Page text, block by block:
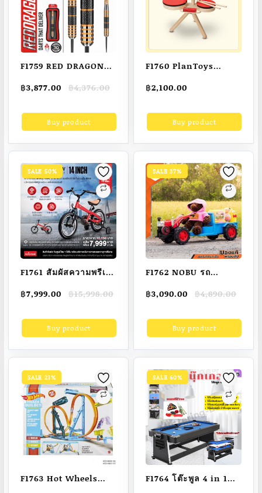
F1759 RED DRAGON
Darts Set with
(Stems), 30g
฿4,376.00
Original
was:
฿4,376.00.
฿3,877.00
Current
is:
฿3,877.00.Buy product
F1760 PlanToys
กลอง กลองชุด สุด
ของเล่นเด็ก 3 ขวบ
฿2,100.00
Buy product
SALE 50%
F1761 สัมผัสความพรีเมี่
จักรยานคุณภาพสูง
ระดับหรูจากประเทศ
฿15,998.00
Original
was:
฿15,998.00.
฿7,999.00
Current
is:
฿7,999.00.Buy product
SALE 37%
F1762 NOBU รถ
TK1 |KAN|
฿4,890.00
Original
was:
฿4,890.00.
฿3,090.00
Current
is:
฿3,090.00.Buy product
SALE 21%
F1763 Hot Wheels
SALE 60%
F1764 โต๊ะพูล 4 in 1